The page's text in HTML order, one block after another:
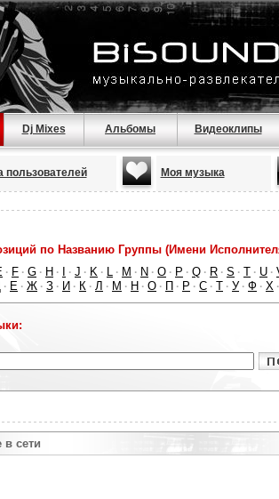
Dj Mixes Альбомы Видеоклипы
пользователей Моя музыка
по Названию Группы (Имени
· F · G · H · · J · K · L · M · N · O · P · Q · R · S · T · U ·
· Е · Ж · З · И · К · Л · М · Н · О · П · Р · С · Т · У · Ф · Х
в сети